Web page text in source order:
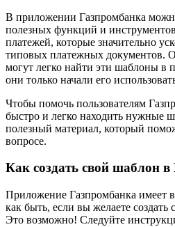
В приложении Газпромбанка
полезных функций и
платежей, которые значительно
типовых платежных документов.
могут легко найти эти шаблоны в
они только начали его
Чтобы помочь пользователям
быстро и легко находить нужные
полезный материал, который
вопросе.
Как создать свой шаблон в
Приложение Газпромбанка имеет
как быть, если вы желаете
Это возможно! Следуйте